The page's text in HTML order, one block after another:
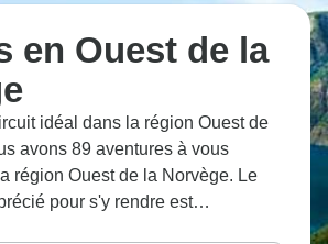
en Ouest de la
idéal dans la région Ouest de
avons 89 aventures à vous
région Ouest de la Norvège. Le
pour s'y rendre est
à-dire le mois qui compte le plus